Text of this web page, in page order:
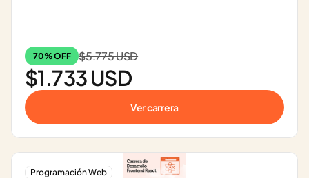
70% OFF $5.775 USD
$1.733 USD
Ver carrera
Programación Web